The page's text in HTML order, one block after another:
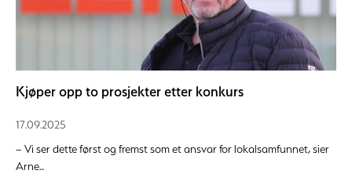
Kjøper opp to prosjekter etter konkurs
17.09.2025
– Vi ser dette først og fremst som et ansvar for lokalsamfunnet, sier
Arne...